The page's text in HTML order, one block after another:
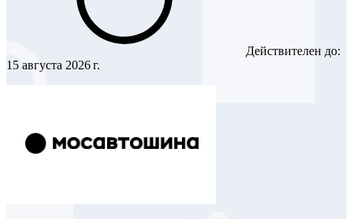
Действителен до:
15 августа 2026 г.